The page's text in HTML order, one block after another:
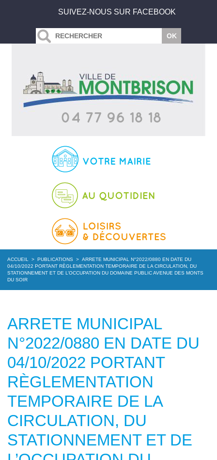
SUIVEZ-NOUS SUR FACEBOOK
ACCUEIL > PUBLICATIONS > ARRETE MUNICIPAL N°2022/0880 EN DATE DU
04/10/2022 PORTANT RÈGLEMENTATION TEMPORAIRE DE LA CIRCULATION, DU
STATIONNEMENT ET DE L’OCCUPATION DU DOMAINE PUBLIC AVENUE DES MONTS
DU SOIR
ARRETE MUNICIPAL
N°2022/0880 EN DATE DU
04/10/2022 PORTANT
RÈGLEMENTATION
TEMPORAIRE DE LA
CIRCULATION, DU
STATIONNEMENT ET DE